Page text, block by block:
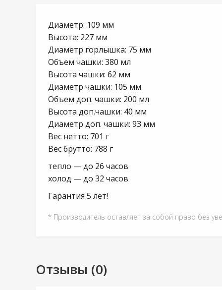
Диаметр: 109 мм
Высота: 227 мм
Диаметр горлышка: 75 мм
Объем чашки: 380 мл
Высота чашки: 62 мм
Диаметр чашки: 105 мм
Объем доп. чашки: 200 мл
Высота доп.чашки: 40 мм
Диаметр доп. чашки: 93 мм
Вес нетто: 701 г
Вес брутто: 788 г
тепло — до 26 часов
холод — до 32 часов
Гарантия 5 лет!
* Производитель оставляет за собой право без
Отзывы (0)